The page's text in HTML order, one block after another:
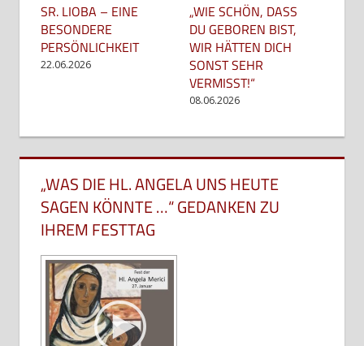
SR. LIOBA – EINE
BESONDERE
PERSÖNLICHKEIT
22.06.2026
„WIE SCHÖN, DASS
DU GEBOREN BIST,
WIR HÄTTEN DICH
SONST SEHR
VERMISST!“
08.06.2026
„WAS DIE HL. ANGELA UNS HEUTE
SAGEN KÖNNTE …“ GEDANKEN ZU
IHREM FESTTAG